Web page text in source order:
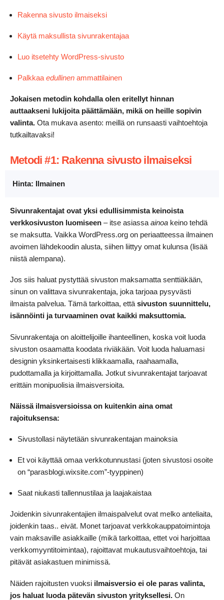
Rakenna sivusto ilmaiseksi
Käytä maksullista sivunrakentajaa
Luo itsetehty WordPress-sivusto
Palkkaa edullinen ammattilainen
Jokaisen metodin kohdalla olen eritellyt hinnan
auttaakseni lukijoita päättämään, mikä on heille sopivin
valinta. Ota mukava asento: meillä on runsaasti vaihtoehtoja
tutkailtavaksi!
Metodi #1: Rakenna sivusto ilmaiseksi
Hinta: Ilmainen
Sivunrakentajat ovat yksi edullisimmista keinoista
verkkosivuston luomiseen – itse asiassa ainoa keino tehdä
se maksutta. Vaikka WordPress.org on periaatteessa ilmainen
avoimen lähdekoodin alusta, siihen liittyy omat kulunsa (lisää
niistä alempana).
Jos siis haluat pystyttää sivuston maksamatta senttiäkään,
sinun on valittava sivunrakentaja, joka tarjoaa pysyvästi
ilmaista palvelua. Tämä tarkoittaa, että sivuston suunnittelu,
isännöinti ja turvaaminen ovat kaikki maksuttomia.
Sivunrakentaja on aloittelijoille ihanteellinen, koska voit luoda
sivuston osaamatta koodata riviäkään. Voit luoda haluamasi
designin yksinkertaisesti klikkaamalla, raahaamalla,
pudottamalla ja kirjoittamalla. Jotkut sivunrakentajat tarjoavat
erittäin monipuolisia ilmaisversioita.
Näissä ilmaisversioissa on kuitenkin aina omat
rajoituksensa:
Sivustollasi näytetään sivunrakentajan mainoksia
Et voi käyttää omaa verkkotunnustasi (joten sivustosi osoite
on “parasblogi.wixsite.com”-tyyppinen)
Saat niukasti tallennustilaa ja laajakaistaa
Joidenkin sivunrakentajien ilmaispalvelut ovat melko anteliaita,
joidenkin taas.. eivät. Monet tarjoavat verkkokauppatoimintoja
vain maksaville asiakkaille (mikä tarkoittaa, ettet voi harjoittaa
verkkomyyntitoimintaa), rajoittavat mukautusvaihtoehtoja, tai
pitävät asiakastuen minimissä.
Näiden rajoitusten vuoksi ilmaisversio ei ole paras valinta,
jos haluat luoda pätevän sivuston yrityksellesi. On